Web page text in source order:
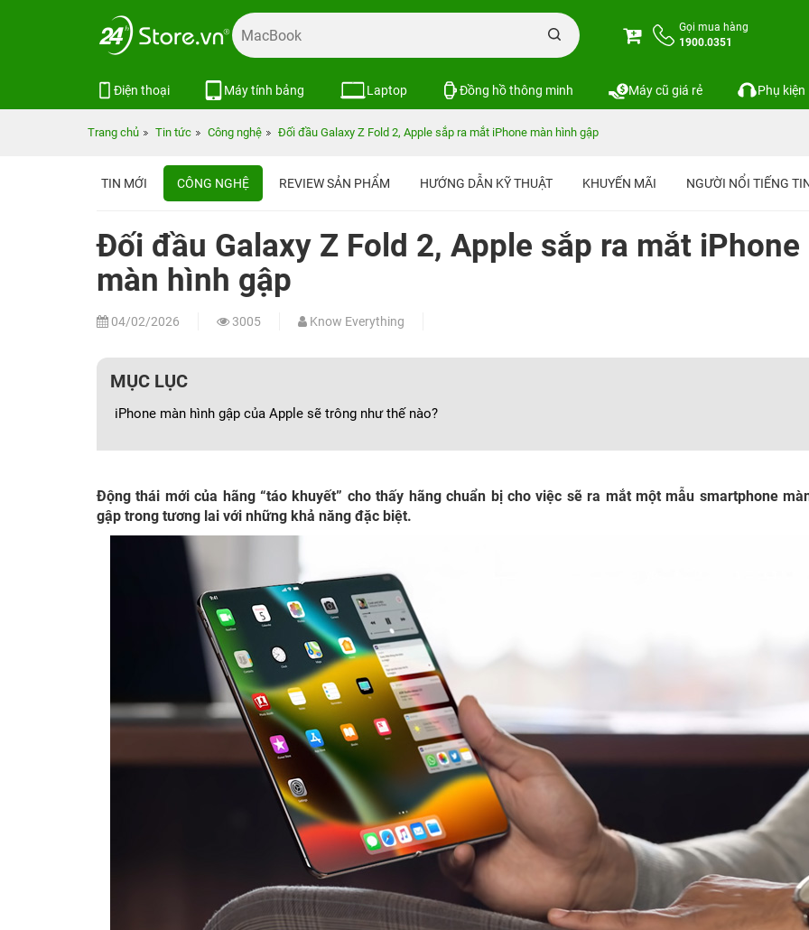
Gọi mua hàng
1900.0351
Điện thoại Máy tính bảng Laptop Đồng hồ thông minh Máy cũ giá rẻ Phụ kiện
Trang chủ Tin tức Công nghệ Đối đầu Galaxy Z Fold 2, Apple sắp ra mắt iPhone màn hình gập
TIN MỚI CÔNG NGHỆ REVIEW SẢN PHẨM HƯỚNG DẪN KỸ THUẬT KHUYẾN MÃI NGƯỜI NỔI TIẾNG
Đối đầu Galaxy Z Fold 2, Apple sắp ra mắt iPhone
màn hình gập
04/02/2026 3005 Know Everything
MỤC LỤC
iPhone màn hình gập của Apple sẽ trông như thế nào?
Động thái mới của hãng “táo khuyết” cho thấy hãng chuẩn bị cho việc sẽ ra mắt một mẫu smartphone
gập trong tương lai với những khả năng đặc biệt.